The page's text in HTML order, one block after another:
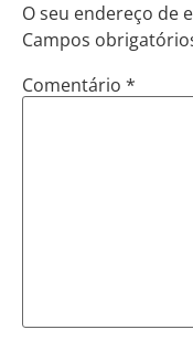
O seu endereço de
Campos
Comentário *